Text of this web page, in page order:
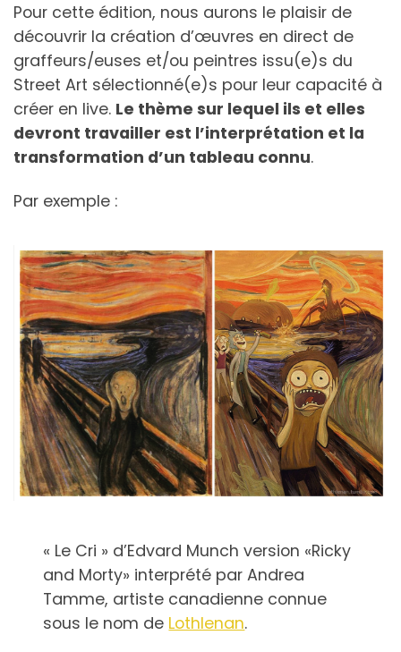
Pour cette édition, nous aurons le plaisir de
découvrir la création d’œuvres en direct de
graffeurs/euses et/ou peintres issu(e)s du
Street Art sélectionné(e)s pour leur capacité à
créer en live. Le thème sur lequel ils et elles
devront travailler est l’interprétation et la
transformation d’un tableau connu.
Par exemple :
« Le Cri » d’Edvard Munch version «Ricky
and Morty» interprété par Andrea
Tamme, artiste canadienne connue
sous le nom de Lothlenan.